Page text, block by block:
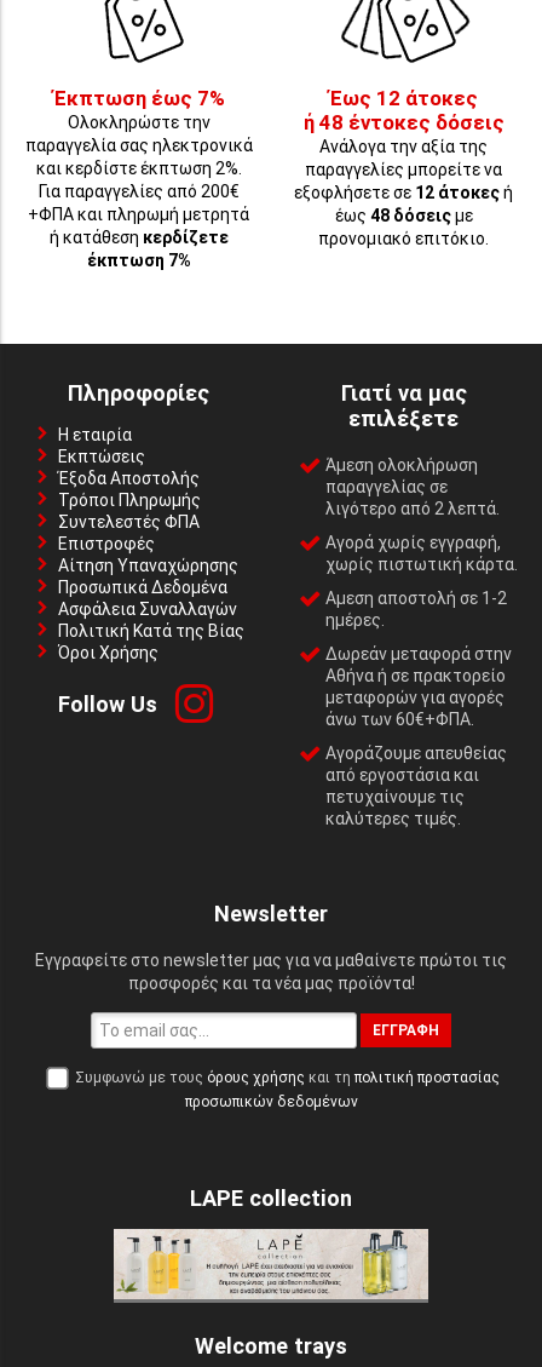
Έκπτωση έως 7%
Ολοκληρώστε την
παραγγελία σας ηλεκτρονικά
και κερδίστε έκπτωση 2%.
Για παραγγελίες από 200€
+ΦΠΑ και πληρωμή μετρητά
ή κατάθεση κερδίζετε
έκπτωση 7%
Έως 12 άτοκες
ή 48 έντοκες δόσεις
Ανάλογα την αξία της
παραγγελίες μπορείτε να
εξοφλήσετε σε 12 άτοκεςή
έως 48 δόσειςμε
προνομιακό επιτόκιο.
Πληροφορίες
Η εταιρία
Εκπτώσεις
Έξοδα Αποστολής
Τρόποι Πληρωμής
Συντελεστές ΦΠΑ
Επιστροφές
Αίτηση Υπαναχώρησης
Προσωπικά Δεδομένα
Ασφάλεια Συναλλαγών
Πολιτική Κατά της Βίας
Όροι Χρήσης
Follow Us
Γιατί να μας
επιλέξετε
Άμεση ολοκλήρωση
παραγγελίας σε
λιγότερο από 2 λεπτά.
Αγορά χωρίς εγγραφή,
χωρίς πιστωτική κάρτα.
Αμεση αποστολή σε 1-2
ημέρες.
Δωρεάν μεταφορά στην
Αθήνα ή σε πρακτορείο
μεταφορών για αγορές
άνω των 60€+ΦΠΑ.
Αγοράζουμε απευθείας
από εργοστάσια και
πετυχαίνουμε τις
καλύτερες τιμές.
Newsletter
Εγγραφείτε στο newsletter μας για να μαθαίνετε πρώτοι τις
προσφορές και τα νέα μας προϊόντα!
ΕΓΓΡΑΦΉ
Συμφωνώ με τους όρους χρήσης και τη πολιτική προστασίας
προσωπικών δεδομένων
LAPE collection
Welcome trays